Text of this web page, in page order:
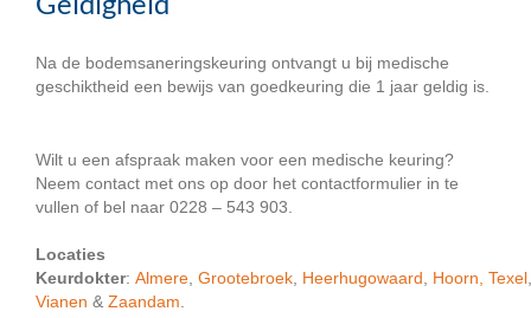
Na de bodemsaneringskeuring ontvangt u bij medische
geschiktheid een bewijs van goedkeuring die 1 jaar geldig is.
Wilt u een afspraak maken voor een medische keuring?
Neem contact met ons op door het contactformulier in te
vullen of bel naar 0228 – 543 903.
Locaties
Keurdokter: Almere Grootebroek Heerhugowaard Hoorn, Texel
Vianen & Zaandam